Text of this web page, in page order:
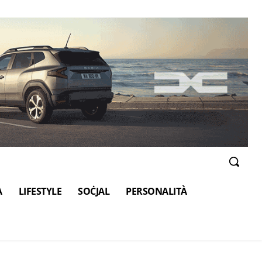
LIFESTYLE SOĊJAL PERSONALITÀ